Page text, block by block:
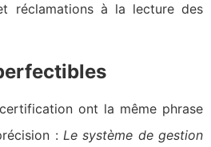
réclamations à la lecture des
ont la même phrase
: Le système de gestion